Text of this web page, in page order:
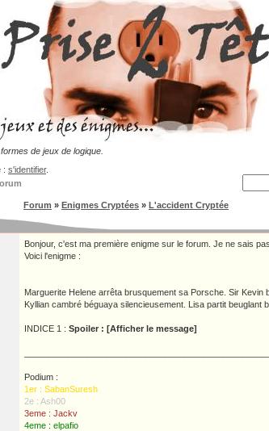
de jeux de logique.
: s'identifier.
Forum » Enigmes Cryptées » L'accident Cryptée
Bonjour, c'est ma première enigme sur le forum. Je ne sais
Voici l'enigme :
Marguerite Helene arrêta brusquement sa Porsche. Sir Kevin
Kyllian cambré béguaya silencieusement. Lisa partit beuglant
INDICE 1 : Spoiler : [Afficher le message]
Podium :
1er : SabanSuresh
2e : Ash00
3eme : Jackv
4eme : elpafio